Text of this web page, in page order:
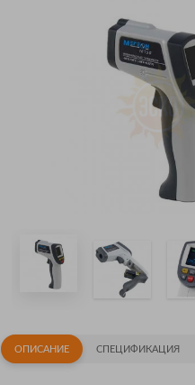
ОПИСАНИЕ СПЕЦИФИКАЦИЯ